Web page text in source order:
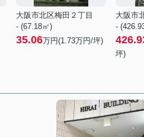
大阪市北区梅田２丁目
- (67.18㎡)
35.06万円(1.73万円/坪)
大阪市
-
坪)